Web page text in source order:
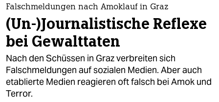
themen
politik
öko
gesellschaft
kultur
Falschmeldungen nach Amoklauf in Graz
(Un-)Journalistische Reflexe
bei Gewalttaten
Nach den Schüssen in Graz verbreiten sich
Falschmeldungen auf sozialen Medien. Aber auch
etablierte Medien reagieren oft falsch bei Amok und
Terror.